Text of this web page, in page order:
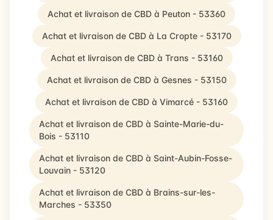
Achat et livraison de CBD à Peuton - 53360
Achat et livraison de CBD à La Cropte - 53170
Achat et livraison de CBD à Trans - 53160
Achat et livraison de CBD à Gesnes - 53150
Achat et livraison de CBD à Vimarcé - 53160
Achat et livraison de CBD à Sainte-Marie-du-
Bois - 53110
Achat et livraison de CBD à Saint-Aubin-Fosse-
Louvain - 53120
Achat et livraison de CBD à Brains-sur-les-
Marches - 53350